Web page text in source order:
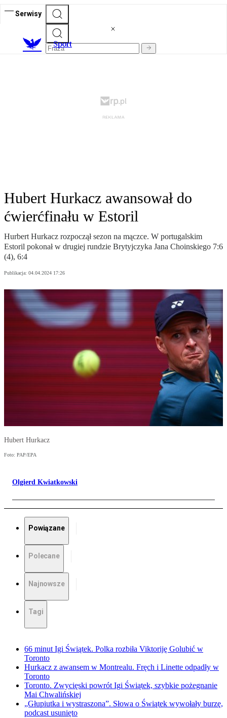
Serwisy
Sport
Hubert Hurkacz awansował do
ćwierćfinału w Estoril
Hurbert Hurkacz rozpoczął sezon na mączce. W portugalskim
Estoril pokonał w drugiej rundzie Brytyjczyka Jana Choinskiego 7:6
(4), 6:4
Publikacja: 04.04.2024 17:26
Hubert Hurkacz
Foto: PAP/EPA
Olgierd Kwiatkowski
Powiązane
Polecane
Najnowsze
Tagi
66 minut Igi Świątek. Polka rozbiła Viktoriję Golubić w
Toronto
Hurkacz z awansem w Montrealu. Fręch i Linette odpadły w
Toronto
Toronto. Zwycięski powrót Igi Świątek, szybkie pożegnanie
Mai Chwalińskiej
„Głupiutka i wystraszona”. Słowa o Świątek wywołały burzę,
podcast usunięto